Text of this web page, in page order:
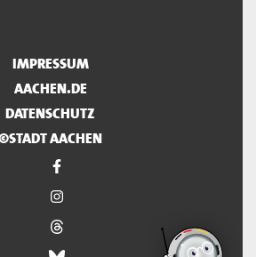
IMPRESSUM
AACHEN.DE
DATENSCHUTZ
AACHEN